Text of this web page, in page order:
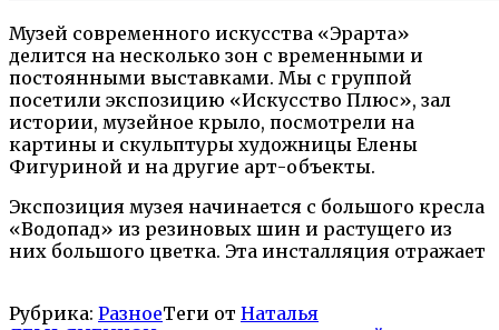
Музей современного искусства «Эрарта»
делится на несколько зон с временными и
постоянными выставками. Мы с группой
посетили экспозицию «Искусство Плюс», зал
истории, музейное крыло, посмотрели на
картины и скульптуры художницы Елены
Фигуриной и на другие арт-объекты.
Экспозиция музея начинается с большого кресла
«Водопад» из резиновых шин и растущего из
них большого цветка. Эта инсталляция отражает
Рубрика: РазноеТеги от Наталья